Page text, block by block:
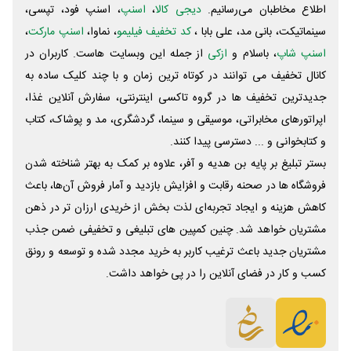
اطلاع مخاطبان می‌رسانیم. دیجی کالا، اسنپ، اسنپ فود، تپسی،
سینماتیکت، بانی مد، علی‌ بابا ،کد تخفیف فیلیمو، نماوا، اسنپ مارکت،
اسنپ شاپ، باسلام و ازکی از جمله این وبسایت ‌هاست. کاربران در
کانال تخفیف می توانند در کوتاه ترین زمان و با چند کلیک ساده به
جدیدترین تخفیف ها در گروه تاکسی اینترنتی، سفارش آنلاین غذا،
اپراتورهای مخابراتی، موسیقی و سینما، گردشگری، مد و پوشاک، کتاب
و کتابخوانی و ... دسترسی پیدا کنند.
بستر تبلیغ بر پایه بن هدیه و آفر، علاوه بر کمک به بهتر شناخته شدن
فروشگاه ها در صحنه رقابت و افزایش بازدید و آمار فروش آن‌ها، باعث
کاهش هزینه و ایجاد تجربه‌ای لذت بخش از خریدی ارزان تر در ذهن
مشتریان خواهد شد. چنین کمپین های تبلیغی و تخفیفی ضمن جذب
مشتریان جدید باعث ترغیب کاربر به خرید مجدد شده و توسعه و رونق
کسب و کار در فضای آنلاین را در پی خواهد داشت.